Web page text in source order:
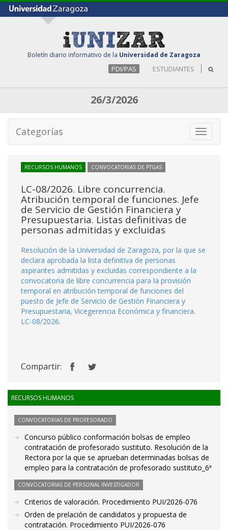
Boletín diario informativo de la Universidad de Zaragoza
PDI/PAS ESTUDIANTES
26/3/2026
Toggle
Categorías
RECURSOS HUMANOS CONVOCATORIAS DE PTGAS
LC-08/2026. Libre concurrencia.
Atribución temporal de funciones. Jefe
de Servicio de Gestión Financiera y
Presupuestaria. Listas definitivas de
personas admitidas y excluidas
Resolución de la Universidad de Zaragoza, por la que se
declara aprobada la lista definitiva de personas
aspirantes admitidas y excluidas correspondiente a la
convocatoria de libre concurrencia para la provisión
temporal en atribución temporal de funciones del
puesto de Jefe de Servicio de Gestión Financiera y
Presupuestaria, Vicegerencia Económica y financiera.
LC-08/2026.
Compartir:
RECURSOS HUMANOS
CONVOCATORIAS DE PROFESORADO
Concurso público conformación bolsas de empleo
contratación de profesorado sustituto. Resolución de la
Rectora por la que se aprueban determinadas bolsas de
empleo para la contratación de profesorado sustituto_6ª
CONVOCATORIAS DE PERSONAL INVESTIGADOR
Criterios de valoración. Procedimiento PUI/2026-076
Orden de prelación de candidatos y propuesta de
contratación. Procedimiento PUI/2026-076